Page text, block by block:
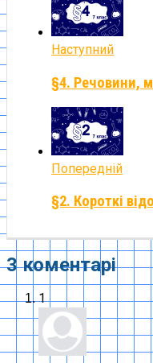
Наступний
§4. Речовини,
Попередній
§2. Короткі
3 коментарі
1